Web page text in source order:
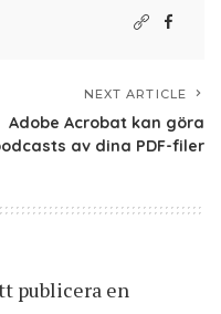
NEXT ARTICLE
Adobe Acrobat kan göra
av dina PDF-filer
publicera en